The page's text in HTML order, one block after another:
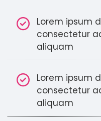
Lorem ipsum
consectetur
aliquam
Lorem ipsum
consectetur
aliquam